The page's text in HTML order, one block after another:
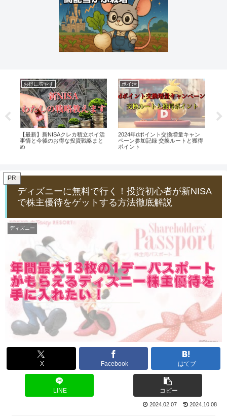
お得に増やす
【最新】新NISAクレカ積立ポイ活
事情と今後のお得な投資戦略まと
め
ポイ活
2024年dポイント交換増量キャン
ペーン参加記録 交換ルートと獲得
ポイント
PR
ディズニーに無料で行く！投資初心者が新NISA
で株主優待をゲットする方法徹底解説
ディズニー
X Facebook はてブ
LINE コピー
2024.02.07 2024.10.08